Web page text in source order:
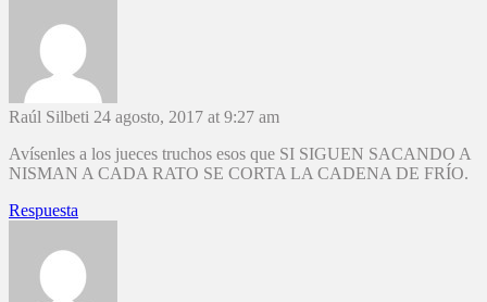
Raúl Silbeti 24 agosto, 2017 at 9:27 am
Avísenles a los jueces truchos esos que SI SIGUEN SACANDO A
NISMAN A CADA RATO SE CORTA LA CADENA DE FRÍO.
Respuesta